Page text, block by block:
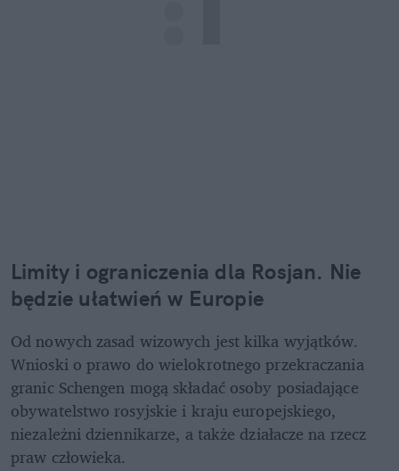
Limity i ograniczenia dla Rosjan. Nie
będzie ułatwień w Europie
Od nowych zasad wizowych jest kilka wyjątków.
Wnioski o prawo do wielokrotnego przekraczania
granic Schengen mogą składać osoby posiadające
obywatelstwo rosyjskie i kraju europejskiego,
niezależni dziennikarze, a także działacze na rzecz
praw człowieka.